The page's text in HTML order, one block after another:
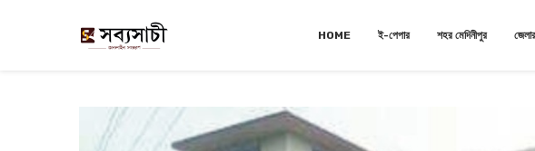
HOME ই-পেপার শহর মেদিনীপুর